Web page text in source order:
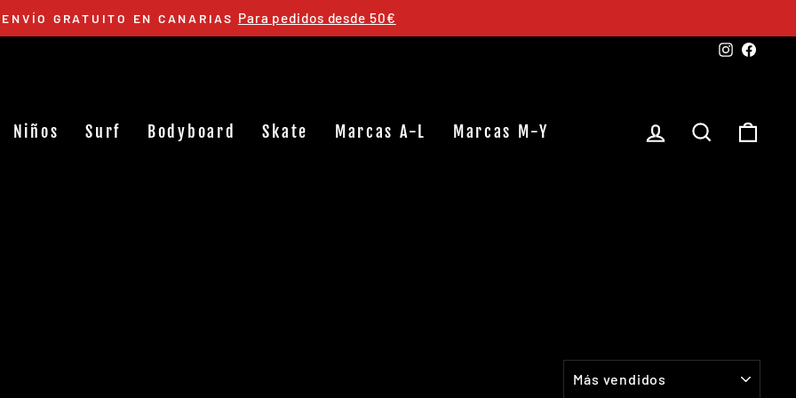
diapositivas
ENVÍO GRATUITO EN CANARIAS Para pedidos desde 50€
Niños Surf Bodyboard Skate Marcas A-L Marcas M-Y IngresarBuscar